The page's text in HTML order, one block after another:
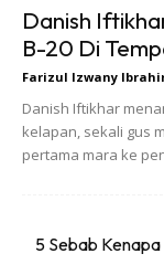
gayakan.
Danish
B-20 Di
Farizul Izwany
Danish Iftikhar
kelapan, sekali gus
pertama mara ke
5 Sebab